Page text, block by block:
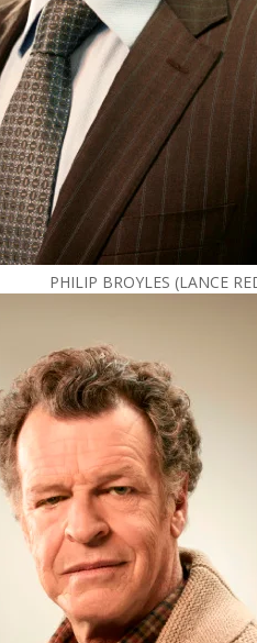
PHILIP BROYLES (LANCE